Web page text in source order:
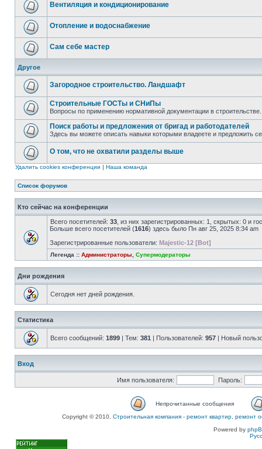
Вентиляция и кондиционирование
Отопление и водоснабжение
Сам себе мастер
Другое
Загородное строительство. Ландшафт
Строительные ГОСТы и СНиПы
Вопросы по применению нормативной документации в строительстве.
Поиск работы и предложения от бригад и работодателей
Здесь вы можете описать навыки которыми владеете и предложить
О том, что не охватили разделы выше
Удалить cookies конференции | Наша команда
Список форумов
Кто сейчас на конференции
Всего посетителей: 33 , из них зарегистрированных: 1, скрытых: 0 и
Больше всего посетителей (1616) здесь было Пн авг 25, 2025 8:34 am
Зарегистрированные пользователи: Majestic-12 [Bot]
Легенда :: Администраторы Супермодераторы
Дни рождения
Сегодня нет дней рождения.
Статистика
Всего сообщений: 1899 | Тем: 381 | Пользователей: 957 | Новый
Вход
Имя пользователя: Пароль:
Непрочитанные сообщения
Copyright © 2010, Строительная компания - ремонт квартир, ремонт
Powered by